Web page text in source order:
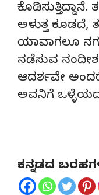
ಅಳುತ್ತ ಕೂಡದೆ,
ಯಾವಾಗಲೂ
ನಡೆಸುವ
ಆದರ್ಶವೇ ಅಂದರೆ
ಅವನಿಗೆ
ಕನ್ನಡದ